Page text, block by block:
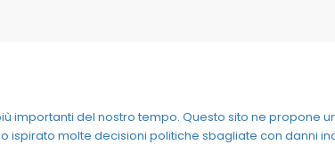
importanti del nostro tempo. Questo sito ne propone
ispirato molte decisioni politiche sbagliate con danni